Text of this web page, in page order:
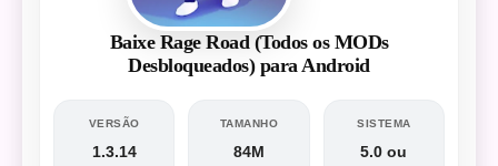
Baixe Rage Road (Todos os MODs
Desbloqueados) para Android
VERSÃO
1.3.14
TAMANHO
84M
SISTEMA
5.0 ou